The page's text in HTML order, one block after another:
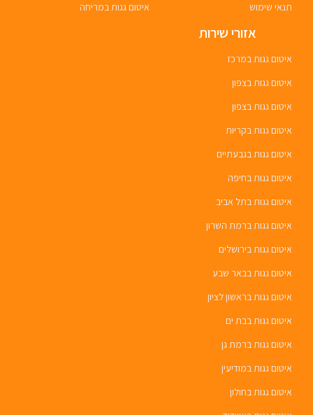
תנאי שימוש
איטום גגות במריחה
אזורי שירות
איטום גגות במרכז
איטום גגות בצפון
איטום גגות בצפון
איטום גגות בקריות
איטום גגות בגבעתיים
איטום גגות בחיפה
איטום גגות בתל אביב
איטום גגות ברמת השרון
איטום גגות בירושלים
איטום גגות בבאר שבע
איטום גגות בראשון לציון
איטום גגות בבת ים
איטום גגות ברמת גן
איטום גגות במודיעין
איטום גגות בחולון